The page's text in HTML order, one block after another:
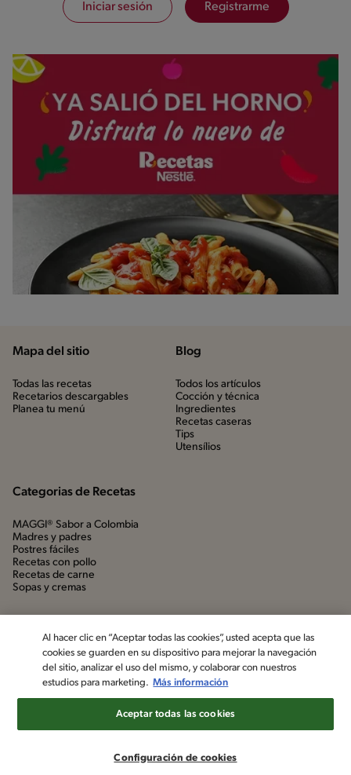
Iniciar sesión Registrarme
Mapa del sitio
Todas las recetas
Recetarios descargables
Planea tu menú
Blog
Todos los artículos
Cocción y técnica
Ingredientes
Recetas caseras
Tips
Utensílios
Categorias de Recetas
MAGGI® Sabor a Colombia
Madres y padres
Postres fáciles
Recetas con pollo
Recetas de carne
Sopas y cremas
©2022, Nestlé. Marcas registradas por Société dels Produits Nestlé,
Al hacer clic en “Aceptar todas las cookies”, usted acepta que las
cookies se guarden en su dispositivo para mejorar la navegación
del sitio, analizar el uso del mismo, y colaborar con nuestros
estudios para marketing. Más información
Configuración de cookies
Aceptar todas las cookies